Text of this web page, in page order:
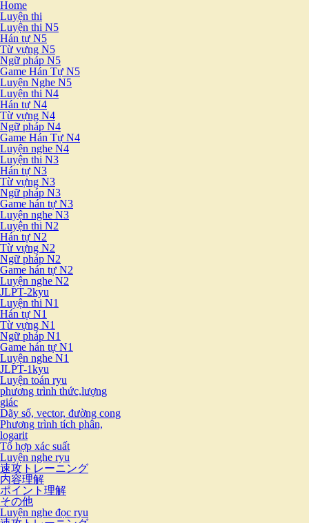
Home
Luyện thi
Luyện thi N5
Hán tự N5
Từ vựng N5
Ngữ pháp N5
Game Hán Tự N5
Luyện Nghe N5
Luyện thi N4
Hán tự N4
Từ vựng N4
Ngữ pháp N4
Game Hán Tự N4
Luyện nghe N4
Luyện thi N3
Hán tự N3
Từ vựng N3
Ngữ pháp N3
Game hán tự N3
Luyện nghe N3
Luyện thi N2
Hán tự N2
Từ vựng N2
Ngữ pháp N2
Game hán tự N2
Luyện nghe N2
JLPT-2kyu
Luyện thi N1
Hán tự N1
Từ vựng N1
Ngữ pháp N1
Game hán tự N1
Luyện nghe N1
JLPT-1kyu
Luyện toán ryu
phương trình thức,lượng
giác
Dãy số, vector, đường cong
Phương trình tích phân,
logarit
Tổ hợp xác suất
Luyện nghe ryu
速攻トレーニング
内容理解
ポイント理解
その他
Luyện nghe đọc ryu